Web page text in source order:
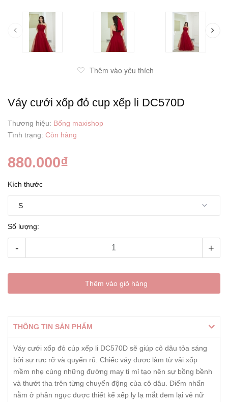
prev
Thêm vào yêu thích
Váy cưới xốp đỏ cup xếp li DC570D
Thương hiệu: Bống maxishop
Tình trạng: Còn hàng
880.000₫
Kích thước
Số lượng:
- +
Thêm vào giỏ hàng
THÔNG TIN SẢN PHẨM
Váy cưới xốp đỏ cúp xếp li DC570D sẽ giúp cô dâu tỏa sáng
bởi sự rực rỡ và quyến rũ. Chiếc váy được làm từ vải xốp
mềm nhẹ cùng những đường may tỉ mỉ tạo nên sự bồng bềnh
và thướt tha trên từng chuyển động của cô dâu. Điểm nhấn
nằm ở phần ngực được thiết kế xếp ly lạ mắt đem lại vẻ nữ